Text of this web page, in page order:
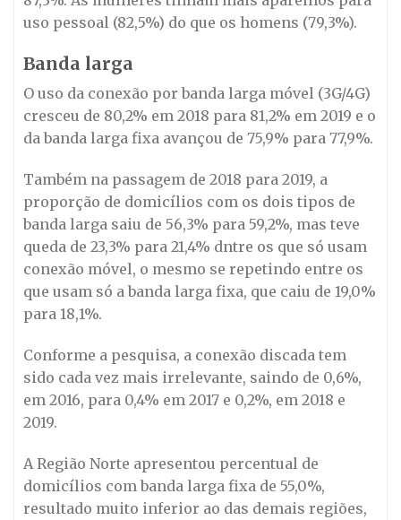
uso pessoal (82,5%) do que os homens (79,3%).
Banda larga
O uso da conexão por banda larga móvel (3G/4G)
cresceu de 80,2% em 2018 para 81,2% em 2019 e o
da banda larga fixa avançou de 75,9% para 77,9%.
Também na passagem de 2018 para 2019, a
proporção de domicílios com os dois tipos de
banda larga saiu de 56,3% para 59,2%, mas teve
queda de 23,3% para 21,4% dntre os que só usam
conexão móvel, o mesmo se repetindo entre os
que usam só a banda larga fixa, que caiu de 19,0%
para 18,1%.
Conforme a pesquisa, a conexão discada tem
sido cada vez mais irrelevante, saindo de 0,6%,
em 2016, para 0,4% em 2017 e 0,2%, em 2018 e
2019.
A Região Norte apresentou percentual de
domicílios com banda larga fixa de 55,0%,
resultado muito inferior ao das demais regiões,